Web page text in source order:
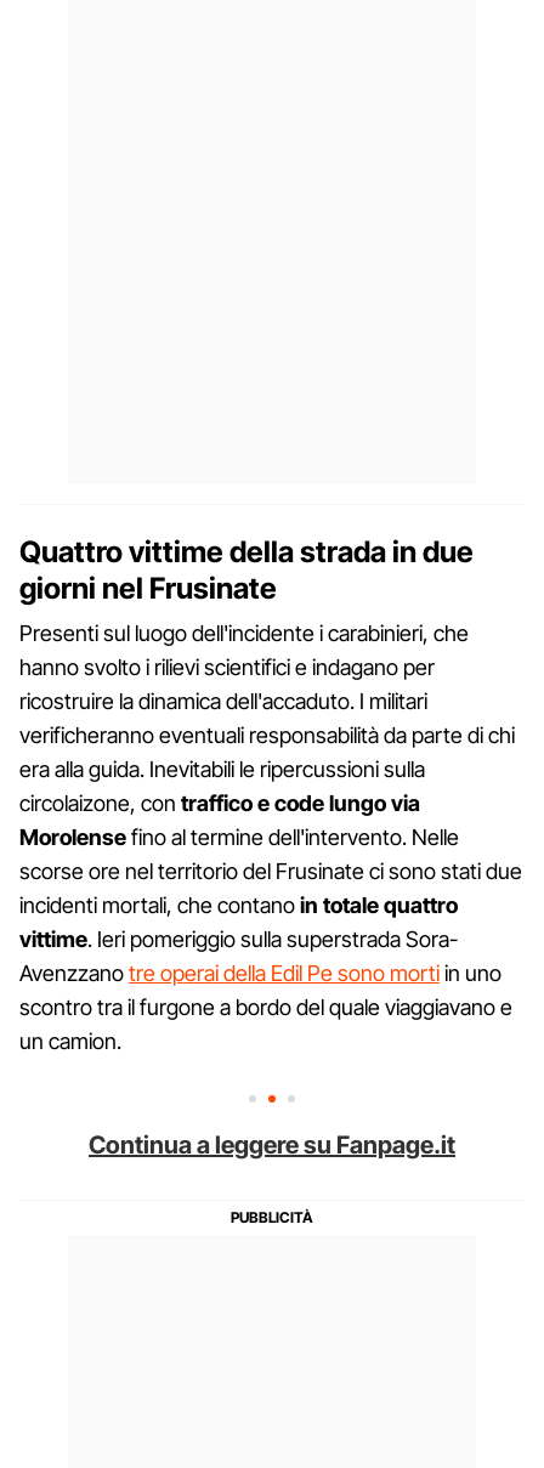
Quattro vittime della strada in due
giorni nel Frusinate
Presenti sul luogo dell'incidente i carabinieri, che
hanno svolto i rilievi scientifici e indagano per
ricostruire la dinamica dell'accaduto. I militari
verificheranno eventuali responsabilità da parte di chi
era alla guida. Inevitabili le ripercussioni sulla
circolaizone, con traffico e code lungo via
Morolensefino al termine dell'intervento. Nelle
scorse ore nel territorio del Frusinate ci sono stati due
incidenti mortali, che contanoin totale quattro
vittime. Ieri pomeriggio sulla superstrada Sora-
Avenzzanotre operai della Edil Pe sono mortiin uno
scontro tra il furgone a bordo del quale viaggiavano e
un camion.
Continua a leggere su Fanpage.it